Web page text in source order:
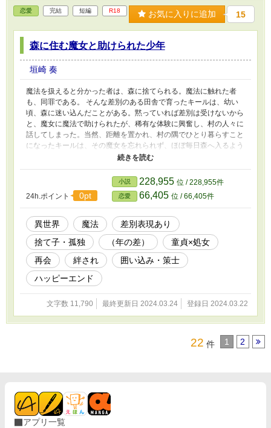
恋愛 完結 短編 R18 お気に入りに追加 15
森に住む魔女と助けられた少年
垣崎 奏
魔法を扱えると分かった者は、森に捨てられる。魔法に触れた者
も、同罪である。 そんな差別のある田舎で育ったキールは、幼い
頃、森に迷い込んだことがある。黙っていれば差別は受けないから
と、魔女に魔法で助けられたが、稀有な体験に興奮し、村の人々に
話してしまった。当然、距離を置かれ、村の隅でひとり暮らすこと
になったキールは、その魔女を忘れられず、ほぼ毎日森へ入るよう
になり… ◇ 魔法に関係すると虐げられる地域で、魔女が魔法で助
けた少年に絆されるお話。 諸々ふんわり読んでいただけると嬉し
いです。 ムーンライトノベルズ、pixivにも投稿しています。
24h.ポイント 0pt
小説 228,955 位 / 228,955件
恋愛 66,405 位 / 66,405件
異世界 魔法
差別表現あり
捨て子・孤独
（年の差）
童貞×処女
再会
絆され
囲い込み・策士
ハッピーエンド
文字数 11,790 最終更新日 2024.03.24 登録日 2024.03.22
22 件 1 2
アプリ一覧